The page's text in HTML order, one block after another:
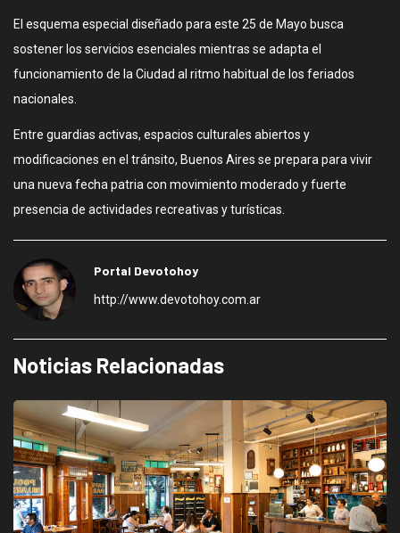
El esquema especial diseñado para este 25 de Mayo busca
sostener los servicios esenciales mientras se adapta el
funcionamiento de la Ciudad al ritmo habitual de los feriados
nacionales.
Entre guardias activas, espacios culturales abiertos y
modificaciones en el tránsito, Buenos Aires se prepara para vivir
una nueva fecha patria con movimiento moderado y fuerte
presencia de actividades recreativas y turísticas.
Portal Devotohoy
http://www.devotohoy.com.ar
Noticias Relacionadas